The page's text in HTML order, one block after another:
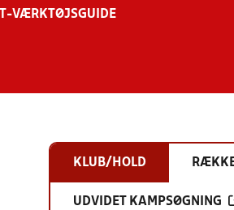
IT-VÆRKTØJSGUIDE
KLUB/HOLD
UDVIDET KAMPSØGNING